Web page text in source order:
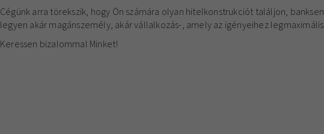
Cégünk arra törekszik, hogy Ön számára olyan hitelkonstrukciót találjon,
legyen akár magánszemély, akár vállalkozás-, amely az igényeihez
Keressen bizalommal Minket!